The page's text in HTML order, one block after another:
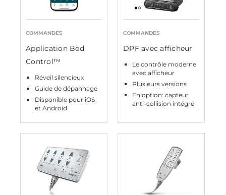
COMMANDES
Application Bed
Control™
Réveil silencieux
Guide de dépannage
Disponible pour iOS
et Android
COMMANDES
DPF avec afficheur
Le contrôle moderne
avec afficheur
Plusieurs versions
En option: capteur
anti-collision intégré